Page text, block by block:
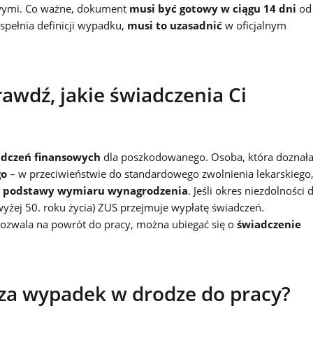
Co ważne, dokument musi być gotowy w ciągu 14 dni od
definicji wypadku, musi to uzasadnić w oficjalnym
jakie świadczenia Ci
finansowych dla poszkodowanego. Osoba, która doznała
– w przeciwieństwie do standardowego zwolnienia lekarskiego,
podstawy wymiaru wynagrodzenia. Jeśli okres niezdolności
50. roku życia) ZUS przejmuje wypłatę świadczeń.
na powrót do pracy, można ubiegać się o świadczenie
wypadek w drodze do pracy?